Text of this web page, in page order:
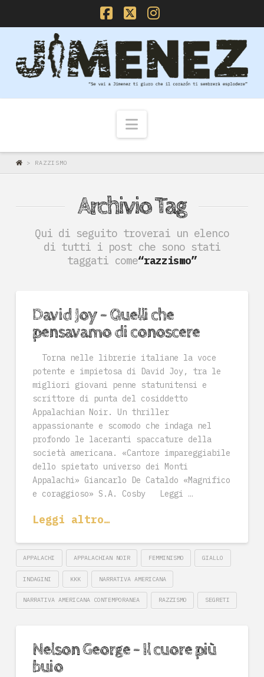
Facebook
X Instagram
Navigazione
> RAZZISMO
Archivio Tag
Qui di seguito troverai un elenco
di tutti i post che sono stati
taggati come“razzismo”
David Joy – Quelli che
pensavamo di conoscere
Torna nelle librerie italiane la voce
potente e impietosa di David Joy, tra le
migliori giovani penne statunitensi e
scrittore di punta del cosiddetto
Appalachian Noir. Un thriller
appassionante e scomodo che indaga nel
profondo le laceranti spaccature della
società americana. «Cantore impareggiabile
dello spietato universo dei Monti
Appalachi» Giancarlo De Cataldo «Magnifico
e coraggioso» S.A. Cosby Leggi …
Leggi altro…
APPALACHI APPALACHIAN NOIR FEMMINISMO GIALLO
INDAGINI KKK NARRATIVA AMERICANA
NARRATIVA AMERICANA CONTEMPORANEA RAZZISMO SEGRETI
Nelson George – Il cuore più
buio